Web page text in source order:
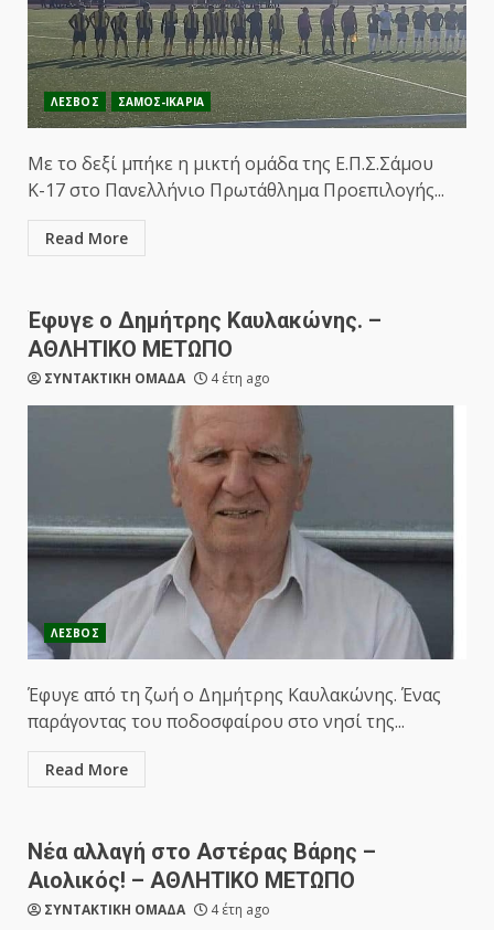
ΛΕΣΒΟΣ ΣΑΜΟΣ-ΙΚΑΡΙΑ
Με το δεξί μπήκε η μικτή ομάδα της Ε.Π.Σ.Σάμου
Κ-17 στο Πανελλήνιο Πρωτάθλημα Προεπιλογής...
Read More
Έφυγε ο Δημήτρης Καυλακώνης. –
ΑΘΛΗΤΙΚΟ ΜΕΤΩΠΟ
ΣΥΝΤΑΚΤΙΚΗ ΟΜΑΔΑ 4 έτη ago
ΛΕΣΒΟΣ
Έφυγε από τη ζωή ο Δημήτρης Καυλακώνης. Ένας
παράγοντας του ποδοσφαίρου στο νησί της...
Read More
Νέα αλλαγή στο Αστέρας Βάρης –
Αιολικός! – ΑΘΛΗΤΙΚΟ ΜΕΤΩΠΟ
ΣΥΝΤΑΚΤΙΚΗ ΟΜΑΔΑ 4 έτη ago